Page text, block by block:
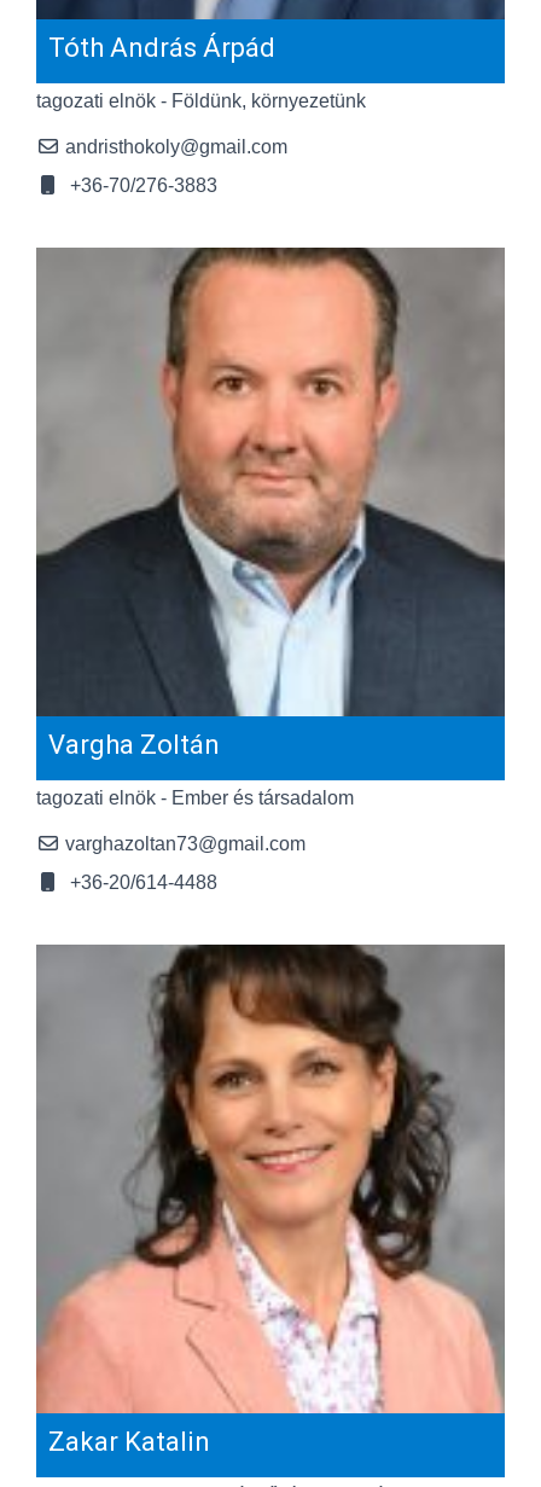
Tóth András Árpád
tagozati elnök - Földünk, környezetünk
andristhokoly@gmail.com
+36-70/276-3883
Vargha Zoltán
tagozati elnök - Ember és társadalom
varghazoltan73@gmail.com
+36-20/614-4488
Zakar Katalin